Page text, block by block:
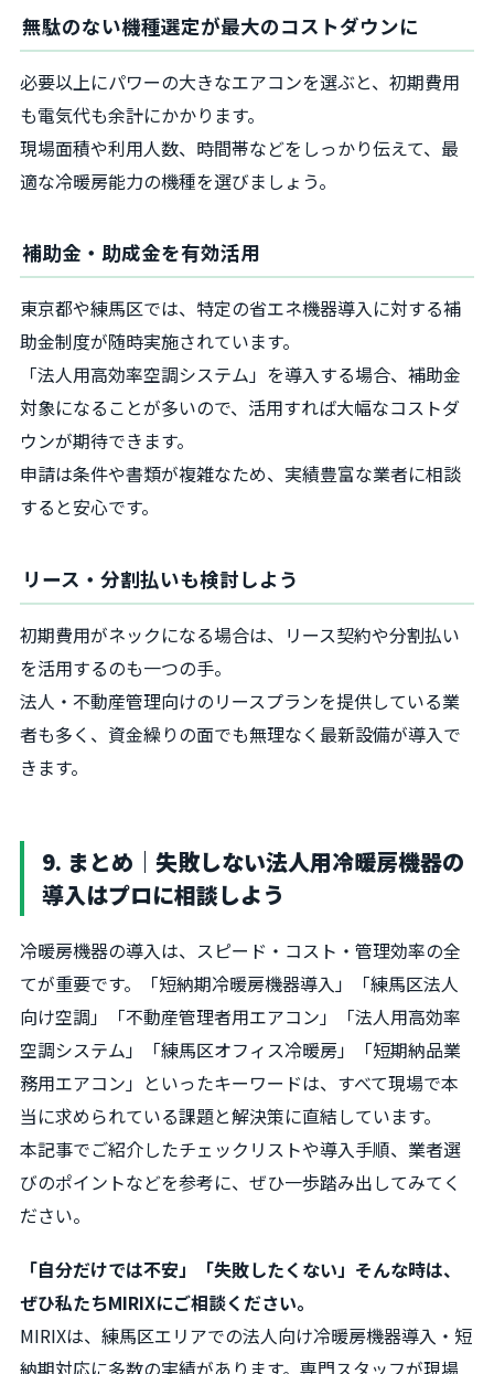
無駄のない機種選定が最大のコストダウンに
必要以上にパワーの大きなエアコンを選ぶと、初期費用
も電気代も余計にかかります。
現場面積や利用人数、時間帯などをしっかり伝えて、最
適な冷暖房能力の機種を選びましょう。
補助金・助成金を有効活用
東京都や練馬区では、特定の省エネ機器導入に対する補
助金制度が随時実施されています。
「法人用高効率空調システム」を導入する場合、補助金
対象になることが多いので、活用すれば大幅なコストダ
ウンが期待できます。
申請は条件や書類が複雑なため、実績豊富な業者に相談
すると安心です。
リース・分割払いも検討しよう
初期費用がネックになる場合は、リース契約や分割払い
を活用するのも一つの手。
法人・不動産管理向けのリースプランを提供している業
者も多く、資金繰りの面でも無理なく最新設備が導入で
きます。
9. まとめ｜失敗しない法人用冷暖房機器の
導入はプロに相談しよう
冷暖房機器の導入は、スピード・コスト・管理効率の全
てが重要です。「短納期冷暖房機器導入」「練馬区法人
向け空調」「不動産管理者用エアコン」「法人用高効率
空調システム」「練馬区オフィス冷暖房」「短期納品業
務用エアコン」といったキーワードは、すべて現場で本
当に求められている課題と解決策に直結しています。
本記事でご紹介したチェックリストや導入手順、業者選
びのポイントなどを参考に、ぜひ一歩踏み出してみてく
ださい。
「自分だけでは不安」「失敗したくない」そんな時は、
ぜひ私たちMIRIXにご相談ください。
MIRIXは、練馬区エリアでの法人向け冷暖房機器導入・短
納期対応に多数の実績があります。専門スタッフが現場